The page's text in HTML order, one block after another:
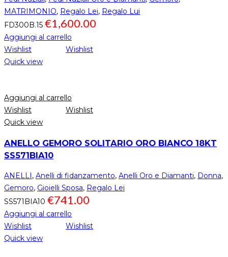
MATRIMONIO, Regalo Lei, Regalo Lui
FD300B.15 €1,600.00
Aggiungi al carrello
Wishlist
Wishlist
Quick view
Aggiungi al carrello
Wishlist
Wishlist
Quick view
ANELLO GEMORO SOLITARIO ORO BIANCO 18KT
SS571BIA10
ANELLI, Anelli di fidanzamento, Anelli Oro e Diamanti, Donna,
Gemoro, Gioielli Sposa, Regalo Lei
SS571BIA10 €741.00
Aggiungi al carrello
Wishlist
Wishlist
Quick view